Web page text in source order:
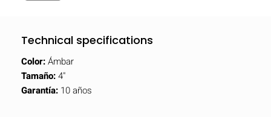
Technical specifications
Color:Ámbar
Tamaño:4"
Garantía: 10 años